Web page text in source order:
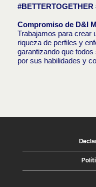
Compromiso de D&I
Trabajamos para crear
riqueza de perfiles y
garantizando que
por sus habilidades y